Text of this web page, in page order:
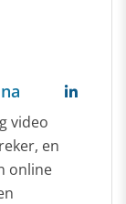
video
en
online